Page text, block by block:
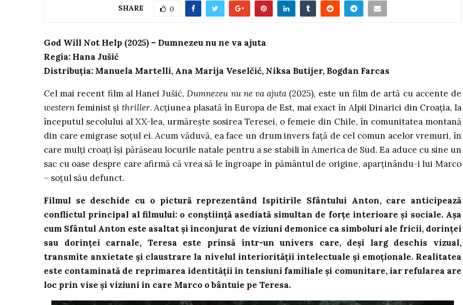
SHARE 0
God Will Not Help (2025) – Dumnezeu nu ne va ajuta
Regia: Hana Jušić
Distribuția: Manuela Martelli, Ana Marija Veselčić, Niksa Butijer, Bogdan Farcas
Cel mai recent film al Hanei Jušić,Dumnezeu nu ne va ajuta (2025), este un film de artă cu accente de
western feminist și thriller. Acțiunea plasată în Europa de Est, mai exact în Alpii Dinarici din Croația, la
începutul secolului al XX-lea, urmărește sosirea Teresei, o femeie din Chile, în comunitatea montană
din care emigrase soțul ei. Acum văduvă, ea face un drum invers față de cel comun acelor vremuri, în
care mulți croați își părăseau locurile natale pentru a se stabili în America de Sud. Ea aduce cu sine un
sac cu oase despre care afirmă că vrea să le îngroape în pământul de origine, aparținându-i lui Marco
– soțul său defunct.
Filmul se deschide cu o pictură reprezentând Ispitirile Sfântului Anton, care anticipează
conflictul principal al filmului: o conștiință asediată simultan de forțe interioare și sociale. Așa
cum Sfântul Anton este asaltat și înconjurat de viziuni demonice ca simboluri ale fricii, dorinței
sau dorinței carnale, Teresa este prinsă într-un univers care, deși larg deschis vizual,
transmite anxietate și claustrare la nivelul interiorității intelectuale și emoționale. Realitatea
este contaminată de reprimarea identității în tensiuni familiale și comunitare, iar refularea are
loc prin vise și viziuni în care Marco o bântuie pe Teresa.